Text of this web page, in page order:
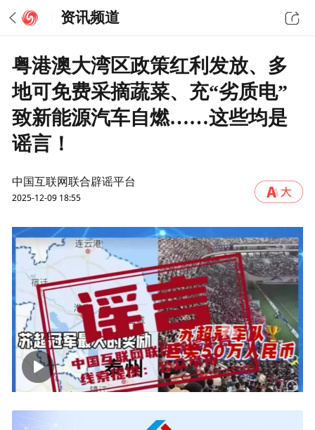
资讯频道
粤港澳大湾区政策红利发放、多
地可免费采摘蔬菜、充“劣质电”
致新能源汽车自燃……这些均是
谣言！
中国互联网联合辟谣平台
2025-12-09 18:55
00:00 01:54